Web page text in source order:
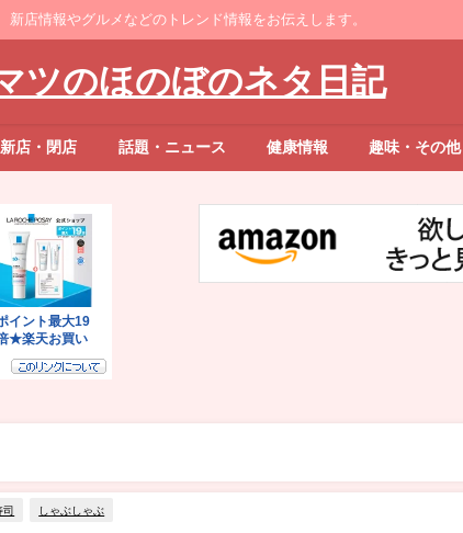
新店情報やグルメなどのトレンド情報をお伝えします。
ツのほのぼのネタ日記
新店・閉店 話題・ニュース 健康情報 趣味・その他
司 しゃぶしゃぶ